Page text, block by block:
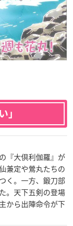
」
『大倶利伽羅』が
兼定や鶯丸たちの
く。一方、鍛刀部
。天下五剣の登場
から出陣命令が下